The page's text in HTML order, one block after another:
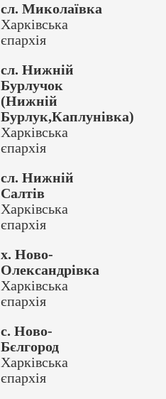
сл. Миколаївка
Харківська
єпархія
сл. Нижній
Бурлучок
(Нижній
Бурлук,Каплунівка)
Харківська
єпархія
сл. Нижній
Салтів
Харківська
єпархія
х. Ново-
Олександрівка
Харківська
єпархія
с. Ново-
Бєлгород
Харківська
єпархія